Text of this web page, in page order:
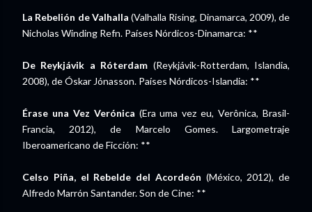
La Rebelión de Valhalla (Valhalla Rising, Dinamarca, 2009), de
Nicholas Winding Refn. Países Nórdicos-Dinamarca: **
De Reykjávik a Róterdam (Reykjávik-Rotterdam, Islandia,
2008), de Óskar Jónasson. Países Nórdicos-Islandia: **
Érase una Vez Verónica (Era uma vez eu, Verônica, Brasil-
Francia, 2012), de Marcelo Gomes. Largometraje
Iberoamericano de Ficción: **
Celso Piña, el Rebelde del Acordeón (México, 2012), de
Alfredo Marrón Santander. Son de Cine: **